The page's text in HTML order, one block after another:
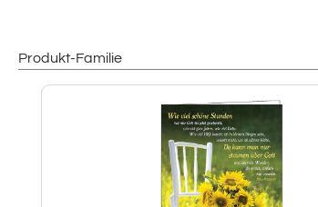
Produkt-Familie
Produktgalerie überspringen